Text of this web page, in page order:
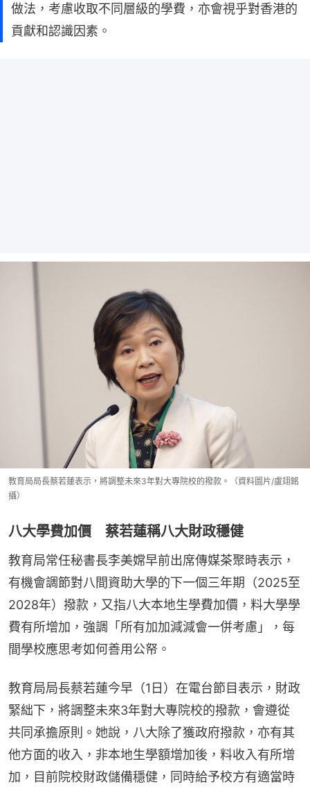
做法，考慮收取不同層級的學費，亦會視乎對香港的
貢獻和認識因素。
教育局局長蔡若蓮表示，將調整未來3年對大專院校的撥款。（資料圖片/盧翊銘
攝）
八大學費加價 蔡若蓮稱八大財政穩健
教育局常任秘書長李美嫦早前出席傳媒茶聚時表示，
有機會調節對八間資助大學的下一個三年期（2025至
2028年）撥款，又指八大本地生學費加價，料大學學
費有所增加，強調「所有加加減減會一併考慮」，每
間學校應思考如何善用公帑。
教育局局長蔡若蓮今早（1日）在電台節目表示，財政
緊絀下，將調整未來3年對大專院校的撥款，會遵從
共同承擔原則。她說，八大除了獲政府撥款，亦有其
他方面的收入，非本地生學額增加後，料收入有所增
加，目前院校財政儲備穩健，同時給予校方有適當時